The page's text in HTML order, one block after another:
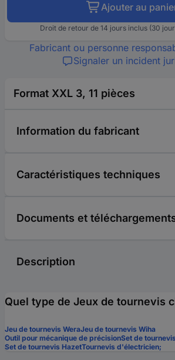
Ajouter au
Droit de retour de 14 jours inclus (30
Fabricant ou personne
Signaler un incident
Format XXL 3, 11 pièces
Information du fabricant
Caractéristiques techniques
Documents et
Description
Quel type de Jeux de tournevis
Jeu de tournevis WeraJeu de tournevis Wiha
Outil pour mécanique de précisionSet de
Set de tournevis HazetTournevis d'électricien;